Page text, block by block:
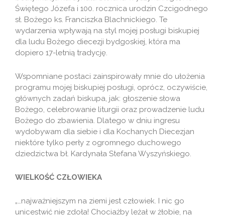
Świętego Józefa i 100. rocznica urodzin Czcigodnego
sł. Bożego ks. Franciszka Blachnickiego. Te
wydarzenia wpływają na styl mojej posługi biskupiej
dla ludu Bożego diecezji bydgoskiej, która ma
dopiero 17-letnią tradycję.
Wspomniane postaci zainspirowały mnie do ułożenia
programu mojej biskupiej posługi, oprócz, oczywiście,
głównych zadań biskupa, jak: głoszenie słowa
Bożego, celebrowanie liturgii oraz prowadzenie ludu
Bożego do zbawienia. Dlatego w dniu ingresu
wydobywam dla siebie i dla Kochanych Diecezjan
niektóre tylko perły z ogromnego duchowego
dziedzictwa bł. Kardynała Stefana Wyszyńskiego.
WIELKOŚĆ CZŁOWIEKA
„…najważniejszym na ziemi jest człowiek. I nic go
unicestwić nie zdoła! Chociażby leżał w żłobie, na